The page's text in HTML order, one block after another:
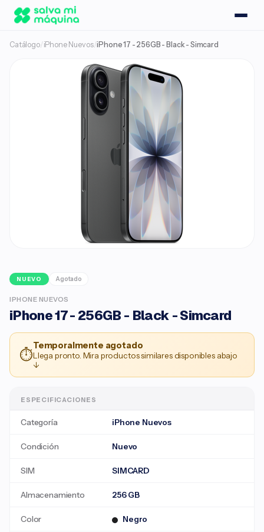
Catálogo/ iPhone Nuevos/iPhone 17 - 256GB - Black - Simcard
NUEVO Agotado
IPHONE NUEVOS
iPhone 17 - 256GB - Black - Simcard
⏱
Temporalmente agotado
Llega pronto. Mira productos similares disponibles abajo
↓
ESPECIFICACIONES
Categoría iPhone Nuevos
Condición Nuevo
SIM SIMCARD
Almacenamiento 256 GB
Color Negro